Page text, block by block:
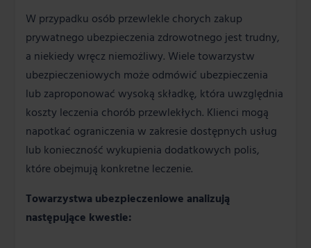
W przypadku osób przewlekle chorych zakup
prywatnego ubezpieczenia zdrowotnego jest trudny,
a niekiedy wręcz niemożliwy. Wiele towarzystw
ubezpieczeniowych może odmówić ubezpieczenia
lub zaproponować wysoką składkę, która uwzględnia
koszty leczenia chorób przewlekłych. Klienci mogą
napotkać ograniczenia w zakresie dostępnych usług
lub konieczność wykupienia dodatkowych polis,
które obejmują konkretne leczenie.
Towarzystwa ubezpieczeniowe analizują
następujące kwestie: